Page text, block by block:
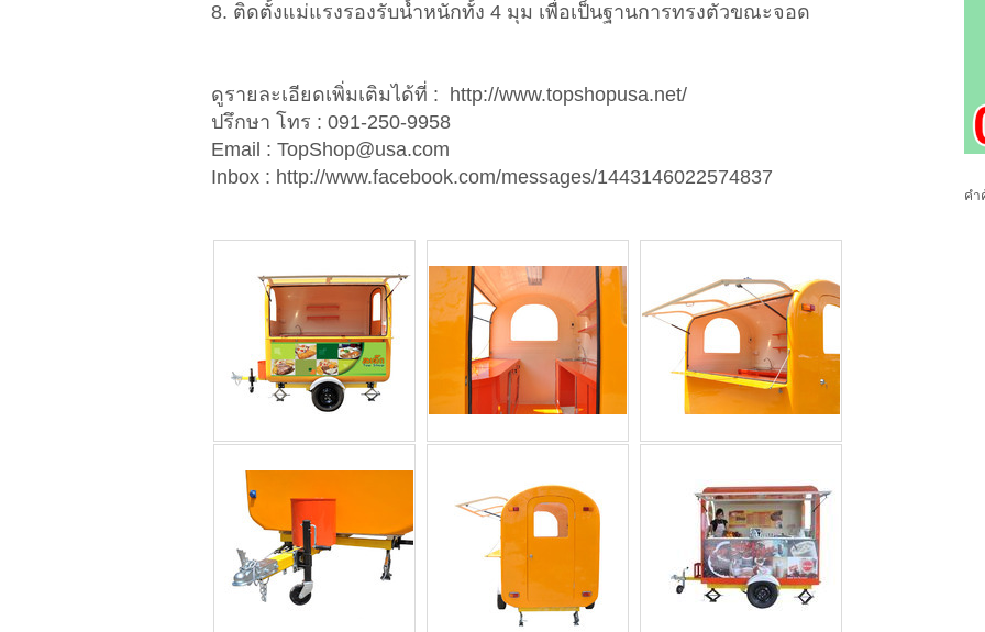
8. ติดตั้งแม่แรงรองรับน้ำหนักทั้ง 4 มุม เพื่อเป็นฐานการทรงตัวขณะจอด
ดูรายละเอียดเพิ่มเติมได้ที่ : http://www.topshopusa.net/
ปรึกษา โทร : 091-250-9958
Email : TopShop@usa.com
Inbox : http://www.facebook.com/messages/1443146022574837
คำ